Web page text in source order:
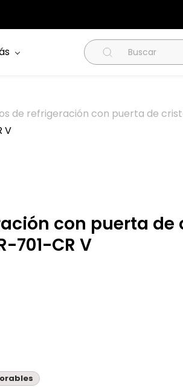
de refrigeración con puerta de
V
con puerta de
701-CR V